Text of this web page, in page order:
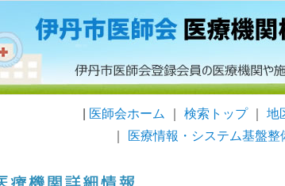
医師会ホーム 検索トップ｜ 地
医療情報・システム基盤